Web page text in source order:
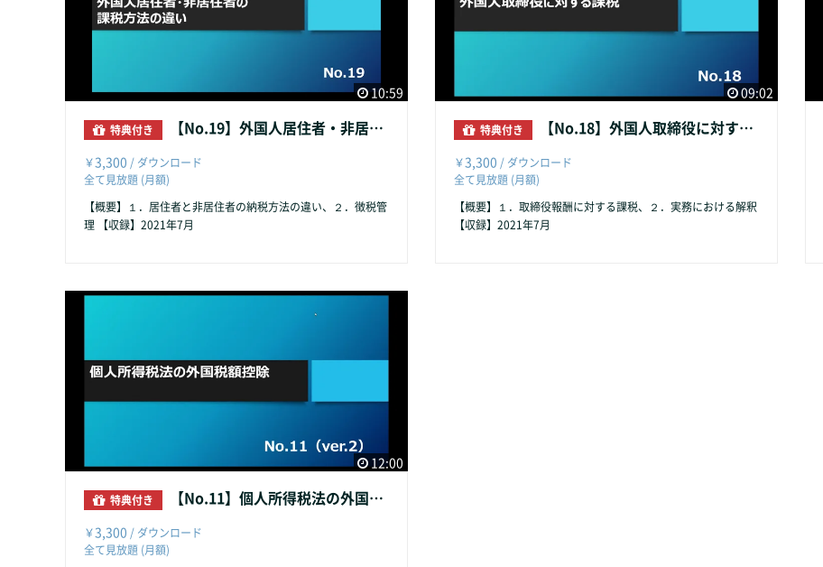
10:59
特典付き 【No.19】外国人居住者・非居住者の課税方法の違い
￥3,300 / ダウンロード
全て見放題 (月額)
【概要】１．居住者と非居住者の納税方法の違い、２．徴税管
理 【収録】2021年7月
09:02
特典付き 【No.18】外国人取締役に対する課税
￥3,300 / ダウンロード
全て見放題 (月額)
【概要】１．取締役報酬に対する課税、２．実務における解釈
【収録】2021年7月
12:00
特典付き 【No.11】個人所得税法の外国税額控除
￥3,300 / ダウンロード
全て見放題 (月額)